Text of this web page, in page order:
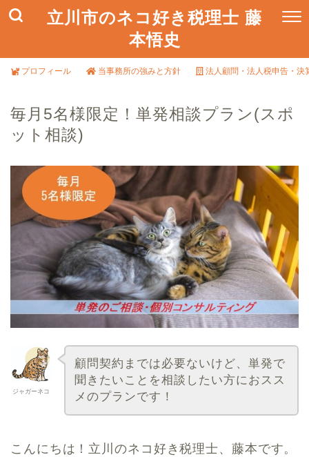
立川市のネコ好き税理士 藤
本悟史
プロフィール 当事務所の強みと方針 法人顧問・法人税申告・決
毎月5名様限定！単発相談プラン(スポ
ット相談)
ジャガーネコ
顧問契約までは必要ないけど、単発で
聞きたいことを相談したい方におスス
メのプランです！
こんにちは！立川のネコ好き税理士、藤本です。